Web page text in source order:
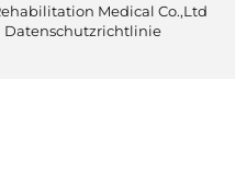
Medical Co.,Ltd
Datenschutzrichtlinie